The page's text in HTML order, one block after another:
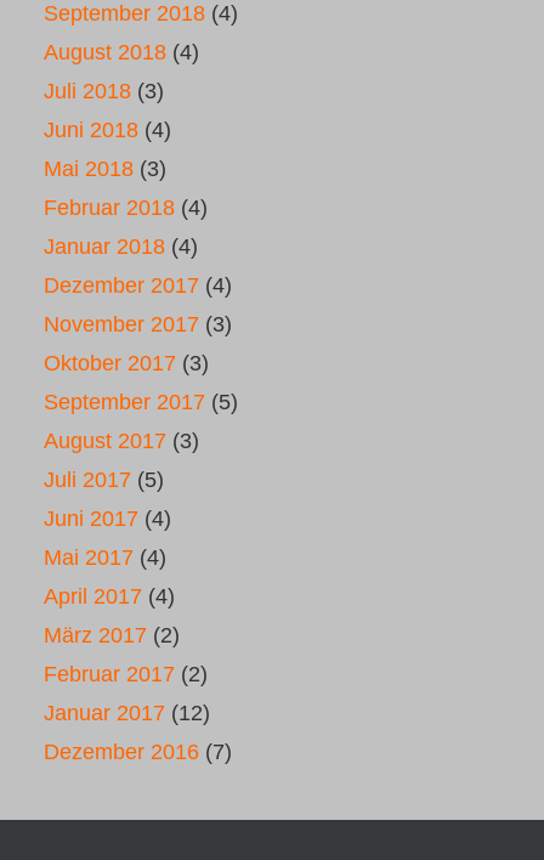
September 2018 (4)
August 2018 (4)
Juli 2018 (3)
Juni 2018 (4)
Mai 2018 (3)
Februar 2018 (4)
Januar 2018 (4)
Dezember 2017 (4)
November 2017 (3)
Oktober 2017 (3)
September 2017 (5)
August 2017 (3)
Juli 2017 (5)
Juni 2017 (4)
Mai 2017 (4)
April 2017 (4)
März 2017 (2)
Februar 2017 (2)
Januar 2017 (12)
Dezember 2016 (7)